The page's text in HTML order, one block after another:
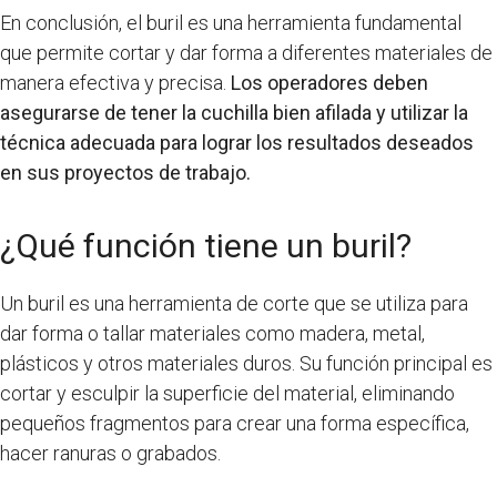
En conclusión, el buril es una herramienta fundamental
que permite cortar y dar forma a diferentes materiales de
manera efectiva y precisa. Los operadores deben
asegurarse de tener la cuchilla bien afilada y utilizar la
técnica adecuada para lograr los resultados deseados
en sus proyectos de trabajo.
¿Qué función tiene un buril?
Un buril es una herramienta de corte que se utiliza para
dar forma o tallar materiales como madera, metal,
plásticos y otros materiales duros. Su función principal es
cortar y esculpir la superficie del material, eliminando
pequeños fragmentos para crear una forma específica,
hacer ranuras o grabados.